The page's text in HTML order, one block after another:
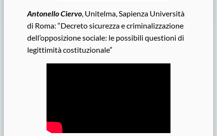
Antonello Ciervo , Unitelma, Sapienza Università
di Roma: “Decreto sicurezza e criminalizzazione
dell’opposizione sociale: le possibili questioni di
legittimità costituzionale”